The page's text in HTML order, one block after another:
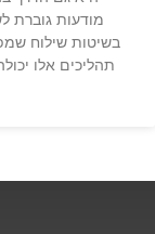
מודעות גוברת
בשיטות שילוח
תהליכים אלו